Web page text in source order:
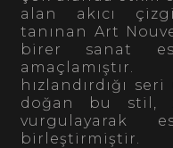
alan akıcı
tanınan Art
birer sanat
hızlandırdığı
doğan bu stil,
vurgulayarak
birleştirmiştir.